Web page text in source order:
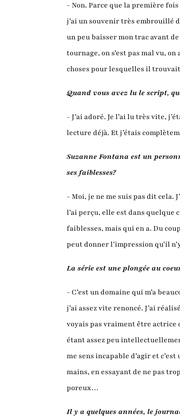
- Non. Parce que la première
j’ai un souvenir très embrouillé
un peu baisser mon trac avant
tournage, on s’est pas mal vu,
choses pour lesquelles il
Quand vous avez lu le script,
- J’ai adoré. Je l’ai lu très vite,
lecture déjà. Et j’étais
Suzanne Fontana est un
ses faiblesses?
- Moi, je ne me suis pas dit cela.
l’ai perçu, elle est dans quelque
faiblesses, mais qui en a. Du
peut donner l’impression qu’il
La série est une plongée au
- C’est un domaine qui m’a
j’ai assez vite renoncé. J’ai
voyais pas vraiment être actrice
étant assez peu
me sens incapable d’agir et
mains, en essayant de ne pas
poreux…
Il y a quelques années, le